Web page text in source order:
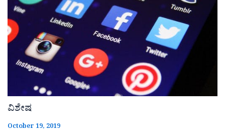
ವಿಶೇಷ
October 19, 2019